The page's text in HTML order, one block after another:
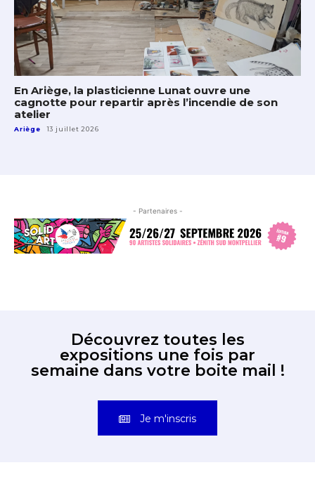
En Ariège, la plasticienne Lunat ouvre une
cagnotte pour repartir après l’incendie de son
atelier
Ariège 13 juillet 2026
- Partenaires -
Découvrez toutes les
expositions une fois par
semaine dans votre boite mail !
Je m'inscris